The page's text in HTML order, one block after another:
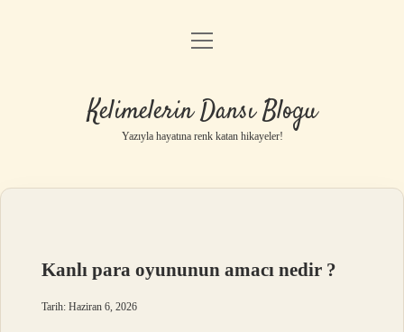
Anasayfa
Yasal Uyarı
menüyü
Kelimelerin Dansı Blogu
Yazıyla hayatına renk katan hikayeler!
Kanlı para oyununun amacı nedir ?
Tarih: Haziran 6, 2026